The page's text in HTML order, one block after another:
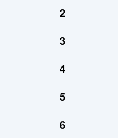
2
3
4
5
6